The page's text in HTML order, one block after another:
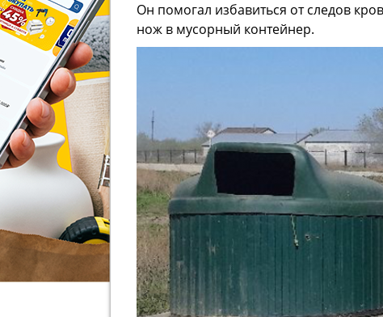
Он помогал избавиться от следов
нож в мусорный контейнер.